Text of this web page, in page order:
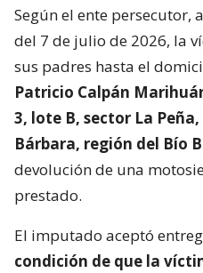
Según el ente
del 7 de julio de 2026, la
sus padres hasta el
Patricio Calpán
3, lote B, sector La
Bárbara, región del Bío
devolución de una
prestado.
El imputado aceptó
condición de que la